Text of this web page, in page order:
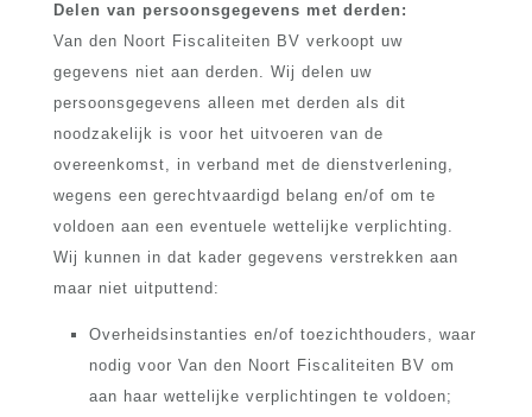
Delen van persoonsgegevens met derden:
Van den Noort Fiscaliteiten BV verkoopt uw
gegevens niet aan derden. Wij delen uw
persoonsgegevens alleen met derden als dit
noodzakelijk is voor het uitvoeren van de
overeenkomst, in verband met de dienstverlening,
wegens een gerechtvaardigd belang en/of om te
voldoen aan een eventuele wettelijke verplichting.
Wij kunnen in dat kader gegevens verstrekken aan
maar niet uitputtend:
Overheidsinstanties en/of toezichthouders, waar
nodig voor Van den Noort Fiscaliteiten BV om
aan haar wettelijke verplichtingen te voldoen;